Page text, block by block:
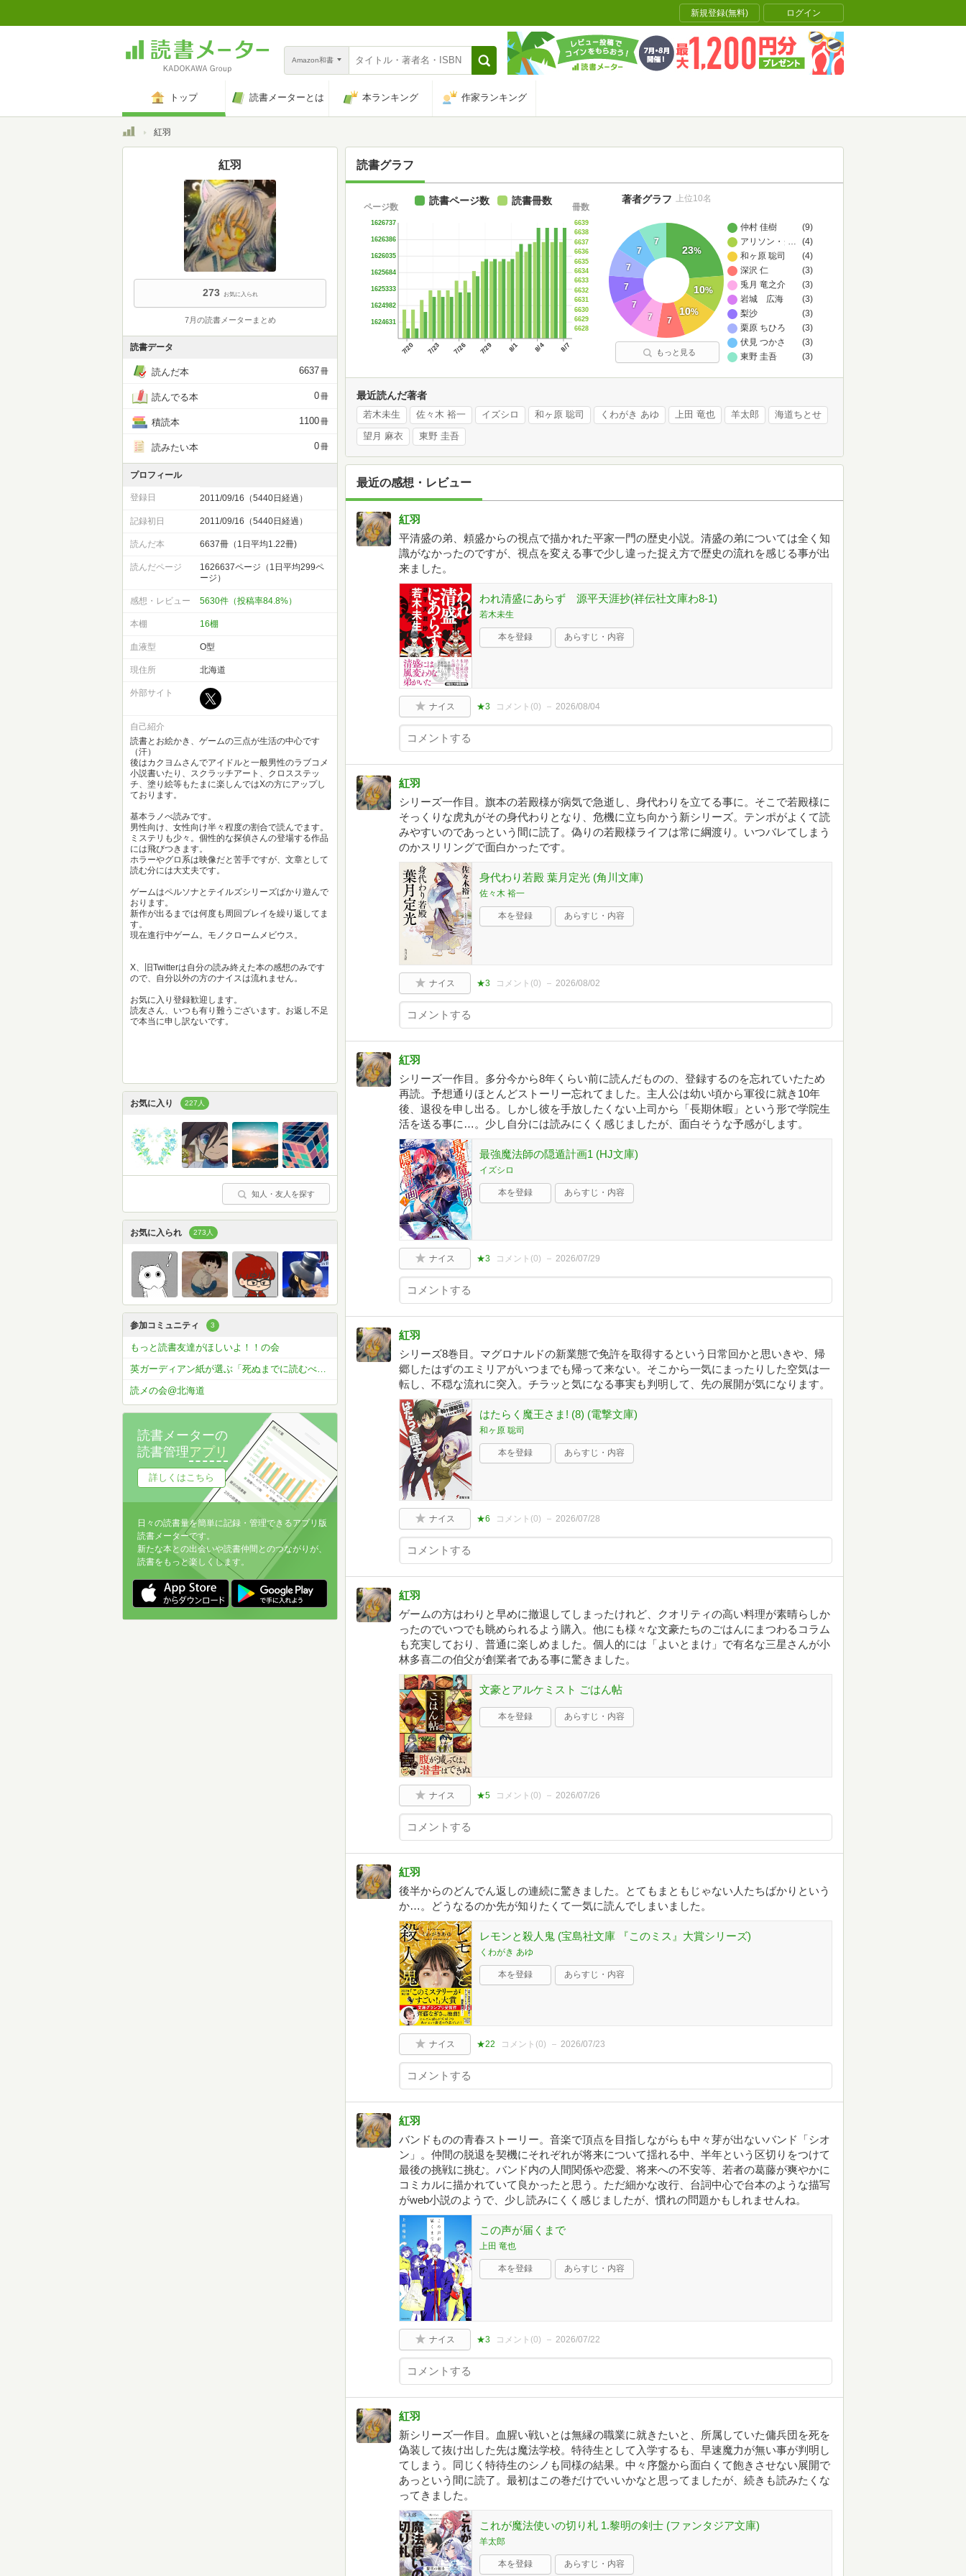
新規登録(無料) ログイン
Amazon和書
トップ 読書メーターとは 本ランキング 作家ランキング
トップ紅羽
読書グラフ
7/20 7/23 7/26 7/29 8/1 8/4 8/7
1624631
1624982
1625333
1625684
1626035
1626386
1626737
ページ数
6628
6629
6630
6631
6632
6633
6634
6635
6636
6637
6638
6639
冊数
読書ページ数 読書冊数
仲村 佳樹
(9)
アリソン・グッドマン
(4)
…
和ヶ原 聡司
(4)
深沢 仁
(3)
兎月 竜之介
(3)
岩城 広海
(3)
梨沙
(3)
栗原 ちひろ
(3)
伏見 つかさ
(3)
東野 圭吾
(3)
23%
10%
10%
7
7
7
7
7
7
7
著者グラフ 上位10名
もっと見る
最近読んだ著者
若木未生 佐々木 裕一 イズシロ 和ヶ原 聡司 くわがき あゆ 上田 竜也 羊太郎 海道ちとせ
望月 麻衣 東野 圭吾
最近の感想・レビュー
紅羽
平清盛の弟、頼盛からの視点で描かれた平家一門の歴史小説。清盛の弟については全く知
識がなかったのですが、視点を変える事で少し違った捉え方で歴史の流れを感じる事が出
来ました。
われ清盛にあらず 源平天涯抄(祥伝社文庫わ8-1)
若木未生
本を登録 あらすじ・内容
ナイス ★3 コメント(0) 2026/08/04
紅羽
シリーズ一作目。旗本の若殿様が病気で急逝し、身代わりを立てる事に。そこで若殿様に
そっくりな虎丸がその身代わりとなり、危機に立ち向かう新シリーズ。テンポがよくて読
みやすいのであっという間に読了。偽りの若殿様ライフは常に綱渡り。いつバレてしまう
のかスリリングで面白かったです。
身代わり若殿 葉月定光 (角川文庫)
佐々木 裕一
本を登録 あらすじ・内容
ナイス ★3 コメント(0) 2026/08/02
紅羽
シリーズ一作目。多分今から8年くらい前に読んだものの、登録するのを忘れていたため
再読。予想通りほとんどストーリー忘れてました。主人公は幼い頃から軍役に就き10年
後、退役を申し出る。しかし彼を手放したくない上司から「長期休暇」という形で学院生
活を送る事に…。少し自分には読みにくく感じましたが、面白そうな予感がします。
最強魔法師の隠遁計画1 (HJ文庫)
イズシロ
本を登録 あらすじ・内容
ナイス ★3 コメント(0) 2026/07/29
紅羽
シリーズ8巻目。マグロナルドの新業態で免許を取得するという日常回かと思いきや、帰
郷したはずのエミリアがいつまでも帰って来ない。そこから一気にまったりした空気は一
転し、不穏な流れに突入。チラッと気になる事実も判明して、先の展開が気になります。
はたらく魔王さま! (8) (電撃文庫)
和ヶ原 聡司
本を登録 あらすじ・内容
ナイス ★6 コメント(0) 2026/07/28
紅羽
ゲームの方はわりと早めに撤退してしまったけれど、クオリティの高い料理が素晴らしか
ったのでいつでも眺められるよう購入。他にも様々な文豪たちのごはんにまつわるコラム
も充実しており、普通に楽しめました。個人的には「よいとまけ」で有名な三星さんが小
林多喜二の伯父が創業者である事に驚きました。
文豪とアルケミスト ごはん帖
本を登録 あらすじ・内容
ナイス ★5 コメント(0) 2026/07/26
紅羽
後半からのどんでん返しの連続に驚きました。とてもまともじゃない人たちばかりという
か…。どうなるのか先が知りたくて一気に読んでしまいました。
レモンと殺人鬼 (宝島社文庫 『このミス』大賞シリーズ)
くわがき あゆ
本を登録 あらすじ・内容
ナイス ★22 コメント(0) 2026/07/23
紅羽
バンドものの青春ストーリー。音楽で頂点を目指しながらも中々芽が出ないバンド「シオ
ン」。仲間の脱退を契機にそれぞれが将来について揺れる中、半年という区切りをつけて
最後の挑戦に挑む。バンド内の人間関係や恋愛、将来への不安等、若者の葛藤が爽やかに
コミカルに描かれていて良かったと思う。ただ細かな改行、台詞中心で台本のような描写
がweb小説のようで、少し読みにくく感じましたが、慣れの問題かもしれませんね。
この声が届くまで
上田 竜也
本を登録 あらすじ・内容
ナイス ★3 コメント(0) 2026/07/22
紅羽
新シリーズ一作目。血腥い戦いとは無縁の職業に就きたいと、所属していた傭兵団を死を
偽装して抜け出した先は魔法学校。特待生として入学するも、早速魔力が無い事が判明し
てしまう。同じく特待生のシノも同様の結果。中々序盤から面白くて飽きさせない展開で
あっという間に読了。最初はこの巻だけでいいかなと思ってましたが、続きも読みたくな
ってきました。
これが魔法使いの切り札 1.黎明の剣士 (ファンタジア文庫)
羊太郎
本を登録 あらすじ・内容
紅羽
273 お気に入られ
7月の読書メーターまとめ
読書データ
読んだ本 6637冊
読んでる本 0冊
積読本 1100冊
読みたい本 0冊
プロフィール
登録日 2011/09/16（5440日経過）
記録初日 2011/09/16（5440日経過）
読んだ本 6637冊（1日平均1.22冊)
読んだページ
1626637ページ（1日平均299ペ
ージ）
感想・レビュー 5630件（投稿率84.8%）
本棚 16棚
血液型 O型
現住所 北海道
外部サイト
自己紹介
読書とお絵かき、ゲームの三点が生活の中心です
（汗）
後はカクヨムさんでアイドルと一般男性のラブコメ
小説書いたり、スクラッチアート、クロスステッ
チ、塗り絵等もたまに楽しんではXの方にアップし
ております。
基本ラノべ読みです。
男性向け、女性向け半々程度の割合で読んでます。
ミステリも少々。個性的な探偵さんの登場する作品
には飛びつきます。
ホラーやグロ系は映像だと苦手ですが、文章として
読む分には大丈夫です。
ゲームはペルソナとテイルズシリーズばかり遊んで
おります。
新作が出るまでは何度も周回プレイを繰り返してま
す。
現在進行中ゲーム。モノクロームメビウス。
X、旧Twitterは自分の読み終えた本の感想のみです
ので、自分以外の方のナイスは流れません。
お気に入り登録歓迎します。
読友さん、いつも有り難うございます。お返し不足
で本当に申し訳ないです。
お気に入り 227人
知人・友人を探す
お気に入られ 273人
参加コミュニティ 3
もっと読書友達がほしいよ！！の会
英ガーディアン紙が選ぶ「死ぬまでに読むべき」必読小説1000冊を読破しよう！
読メの会@北海道
読書メーターの
読書管理アプリ
詳しくはこちら
日々の読書量を簡単に記録・管理できるアプリ版
読書メーターです。
新たな本との出会いや読書仲間とのつながりが、
読書をもっと楽しくします。